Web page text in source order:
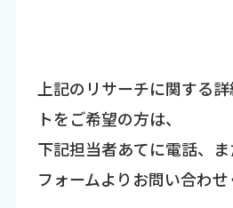
上記のリサーチに関する
トをご希望の方は、
下記担当者あてに電話、
フォームよりお問い合わせ